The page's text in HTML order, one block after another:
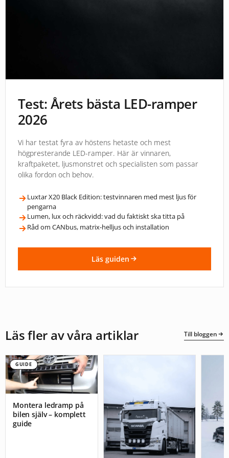
Test: Årets bästa LED-ramper
2026
Vi har testat fyra av höstens hetaste och mest
högpresterande LED-ramper. Här är vinnaren,
kraftpaketet, ljusmonstret och specialisten som passar
olika fordon och behov.
Luxtar X20 Black Edition: testvinnaren med mest ljus för
pengarna
Lumen, lux och räckvidd: vad du faktiskt ska titta på
Råd om CANbus, matrix-helljus och installation
Läs guiden
Läs fler av våra artiklar Till bloggen
GUIDE
Montera ledramp på
bilen själv – komplett
guide